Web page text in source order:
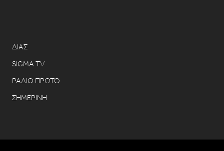
ΔΙΑΣ
SIGMA TV
ΡΑΔΙΟ ΠΡΩΤΟ
ΣΗΜΕΡΙΝΗ